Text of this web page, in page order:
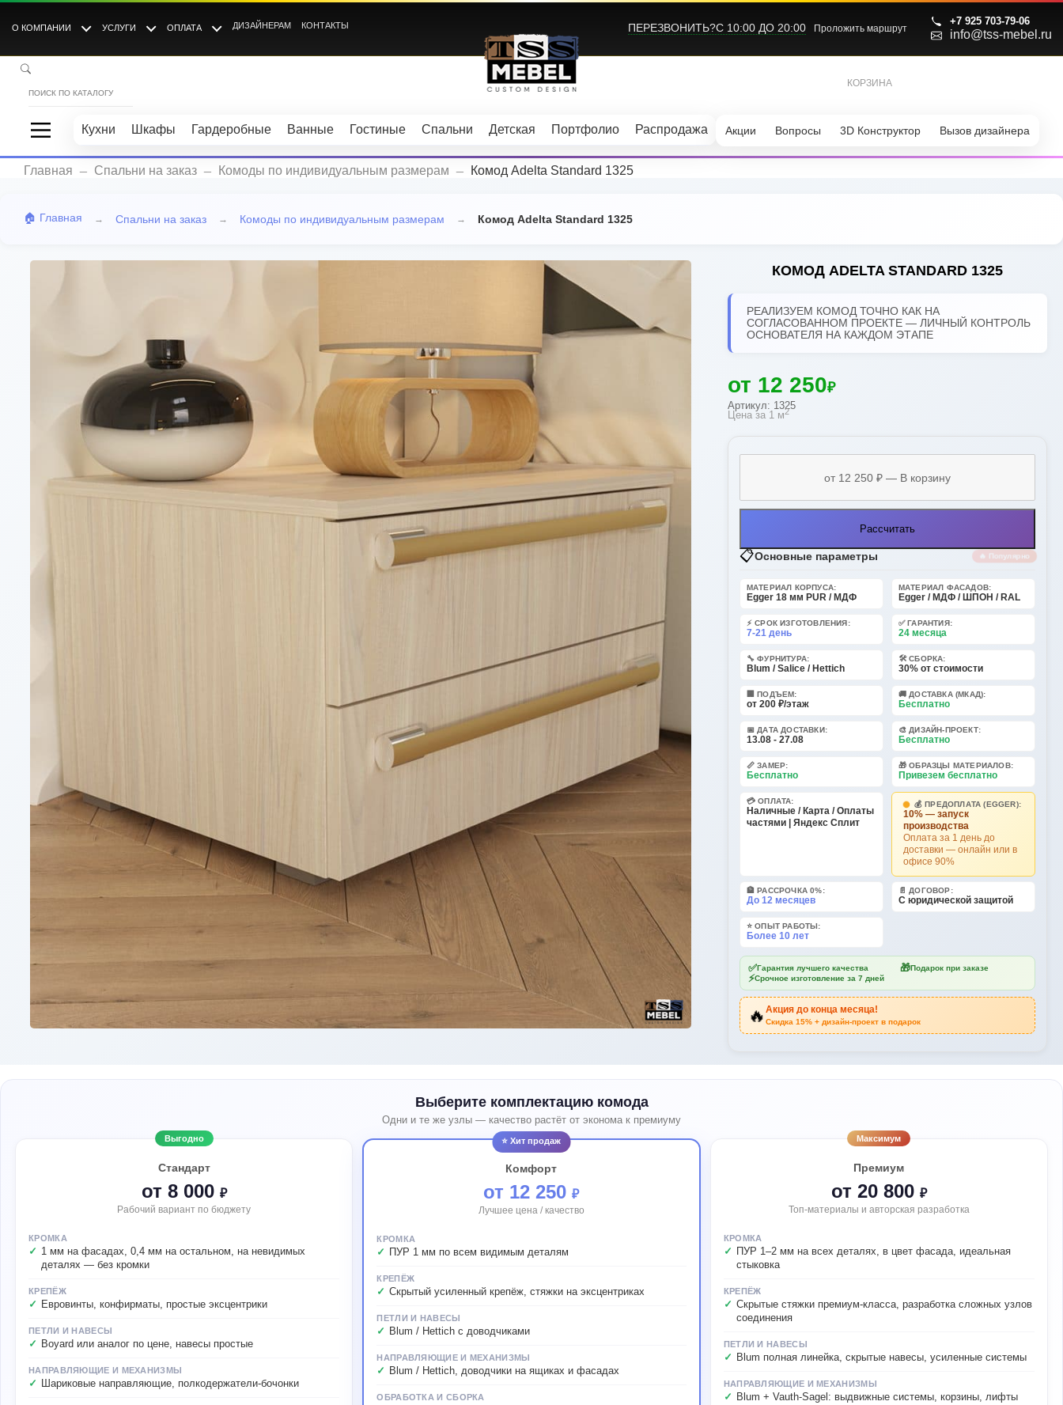
О КОМПАНИИ УСЛУГИ ОПЛАТА ДИЗАЙНЕРАМ КОНТАКТЫ ПЕРЕЗВОНИТЬ?С 10:00 ДО 20:00 Проложить маршрут
+7 925 703-79-06
info@tss-mebel.ru
КОРЗИНА
Кухни Шкафы Гардеробные Ванные Гостиные Спальни Детская Портфолио Распродажа Акции Вопросы 3D Конструктор Вызов дизайнера
Главная Спальни на заказ Комоды по индивидуальным размерам Комод Adelta Standard 1325
🏠 Главная → Спальни на заказ → Комоды по индивидуальным размерам → Комод Adelta Standard 1325
КОМОД ADELTA STANDARD 1325
РЕАЛИЗУЕМ КОМОД ТОЧНО КАК НА
СОГЛАСОВАННОМ ПРОЕКТЕ — ЛИЧНЫЙ КОНТРОЛЬ
ОСНОВАТЕЛЯ НА КАЖДОМ ЭТАПЕ
от 12 250₽
Артикул: 1325
Цена за 1 м2
Рассчитать
📋Основные параметры 🔥 Популярно
МАТЕРИАЛ КОРПУСА:
Egger 18 мм PUR / МДФ
МАТЕРИАЛ ФАСАДОВ:
Egger / МДФ / ШПОН / RAL
⚡ СРОК ИЗГОТОВЛЕНИЯ:
7-21 день
✅ ГАРАНТИЯ:
24 месяца
🔧 ФУРНИТУРА:
Blum / Salice / Hettich
🛠️ СБОРКА:
30% от стоимости
🏢 ПОДЪЕМ:
от 200 ₽/этаж
🚚 ДОСТАВКА (МКАД):
Бесплатно
📅 ДАТА ДОСТАВКИ:
13.08 - 27.08
🎨 ДИЗАЙН-ПРОЕКТ:
Бесплатно
📏 ЗАМЕР:
Бесплатно
🎁 ОБРАЗЦЫ МАТЕРИАЛОВ:
Привезем бесплатно
💳 ОПЛАТА:
Наличные / Карта / Оплаты
частями | Яндекс Сплит
💰 ПРЕДОПЛАТА (EGGER):
10% — запуск
производства
Оплата за 1 день до
доставки — онлайн или в
офисе 90%
🏦 РАССРОЧКА 0%:
До 12 месяцев
📄 ДОГОВОР:
С юридической защитой
⭐ ОПЫТ РАБОТЫ:
Более 10 лет
✅Гарантия лучшего качества 🎁Подарок при заказе
⚡Срочное изготовление за 7 дней
🔥Акция до конца месяца!
Скидка 15% + дизайн-проект в подарок
Выберите комплектацию комода
Одни и те же узлы — качество растёт от эконома к премиуму
Выгодно
Стандарт
от 8 000 ₽
Рабочий вариант по бюджету
КРОМКА
1 мм на фасадах, 0,4 мм на остальном, на невидимых
деталях — без кромки
КРЕПЁЖ
Евровинты, конфирматы, простые эксцентрики
ПЕТЛИ И НАВЕСЫ
Boyard или аналог по цене, навесы простые
НАПРАВЛЯЮЩИЕ И МЕХАНИЗМЫ
Шариковые направляющие, полкодержатели-бочонки
⭐ Хит продаж
Комфорт
от 12 250₽
Лучшее цена / качество
КРОМКА
ПУР 1 мм по всем видимым деталям
КРЕПЁЖ
Скрытый усиленный крепёж, стяжки на эксцентриках
ПЕТЛИ И НАВЕСЫ
Blum / Hettich с доводчиками
НАПРАВЛЯЮЩИЕ И МЕХАНИЗМЫ
Blum / Hettich, доводчики на ящиках и фасадах
ОБРАБОТКА И СБОРКА
Максимум
Премиум
от 20 800 ₽
Топ-материалы и авторская разработка
КРОМКА
ПУР 1–2 мм на всех деталях, в цвет фасада, идеальная
стыковка
КРЕПЁЖ
Скрытые стяжки премиум-класса, разработка сложных узлов
соединения
ПЕТЛИ И НАВЕСЫ
Blum полная линейка, скрытые навесы, усиленные системы
НАПРАВЛЯЮЩИЕ И МЕХАНИЗМЫ
Blum + Vauth-Sagel: выдвижные системы, корзины, лифты